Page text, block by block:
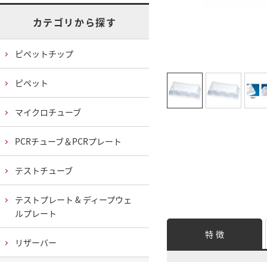
特 徴
カテゴリから探す
ピペットチップ
ピペット
マイクロチューブ
PCRチューブ＆PCRプレート
テストチューブ
テストプレート & ディープウェ
ルプレート
リザーバー